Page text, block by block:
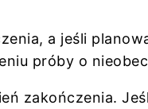
a jeśli
próby o
zakończenia.